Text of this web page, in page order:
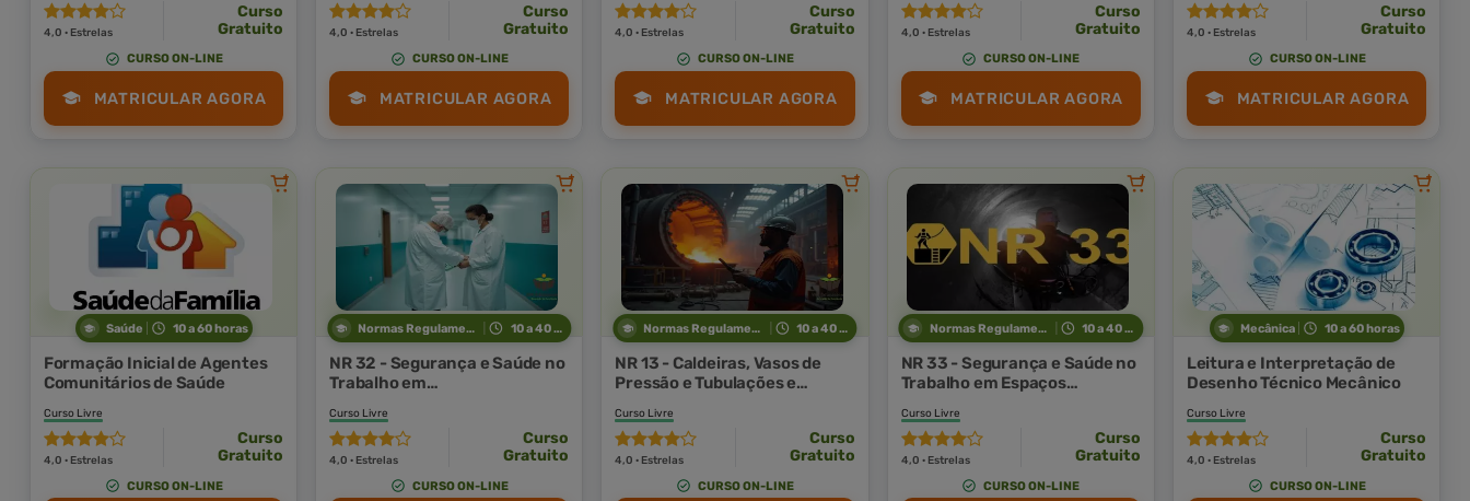
4,0 · Estrelas
Curso
Gratuito
CURSO ON-LINE
MATRICULAR AGORA
4,0 · Estrelas
Curso
Gratuito
CURSO ON-LINE
MATRICULAR AGORA
4,0 · Estrelas
Curso
Gratuito
CURSO ON-LINE
MATRICULAR AGORA
4,0 · Estrelas
Curso
Gratuito
CURSO ON-LINE
MATRICULAR AGORA
4,0 · Estrelas
Curso
Gratuito
CURSO ON-LINE
MATRICULAR AGORA
Saúde 10 a 60 horas
Formação Inicial de Agentes
Comunitários de Saúde
Curso Livre
4,0 · Estrelas
Curso
Gratuito
CURSO ON-LINE
Normas Regulamentadoras 10 a 40 horas
NR 32 - Segurança e Saúde no
Trabalho em
Curso Livre
4,0 · Estrelas
Curso
Gratuito
CURSO ON-LINE
Normas Regulamentadoras 10 a 40 horas
NR 13 - Caldeiras, Vasos de
Pressão e Tubulações e
Armazenamento
Curso Livre
4,0 · Estrelas
Curso
Gratuito
CURSO ON-LINE
Normas Regulamentadoras 10 a 40 horas
NR 33 - Segurança e Saúde no
Trabalho em Espaços
Curso Livre
4,0 · Estrelas
Curso
Gratuito
CURSO ON-LINE
Mecânica 10 a 60 horas
Leitura e Interpretação de
Desenho Técnico Mecânico
Curso Livre
4,0 · Estrelas
Curso
Gratuito
CURSO ON-LINE